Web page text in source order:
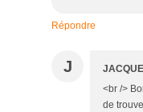
Répondre
J
<br />
de